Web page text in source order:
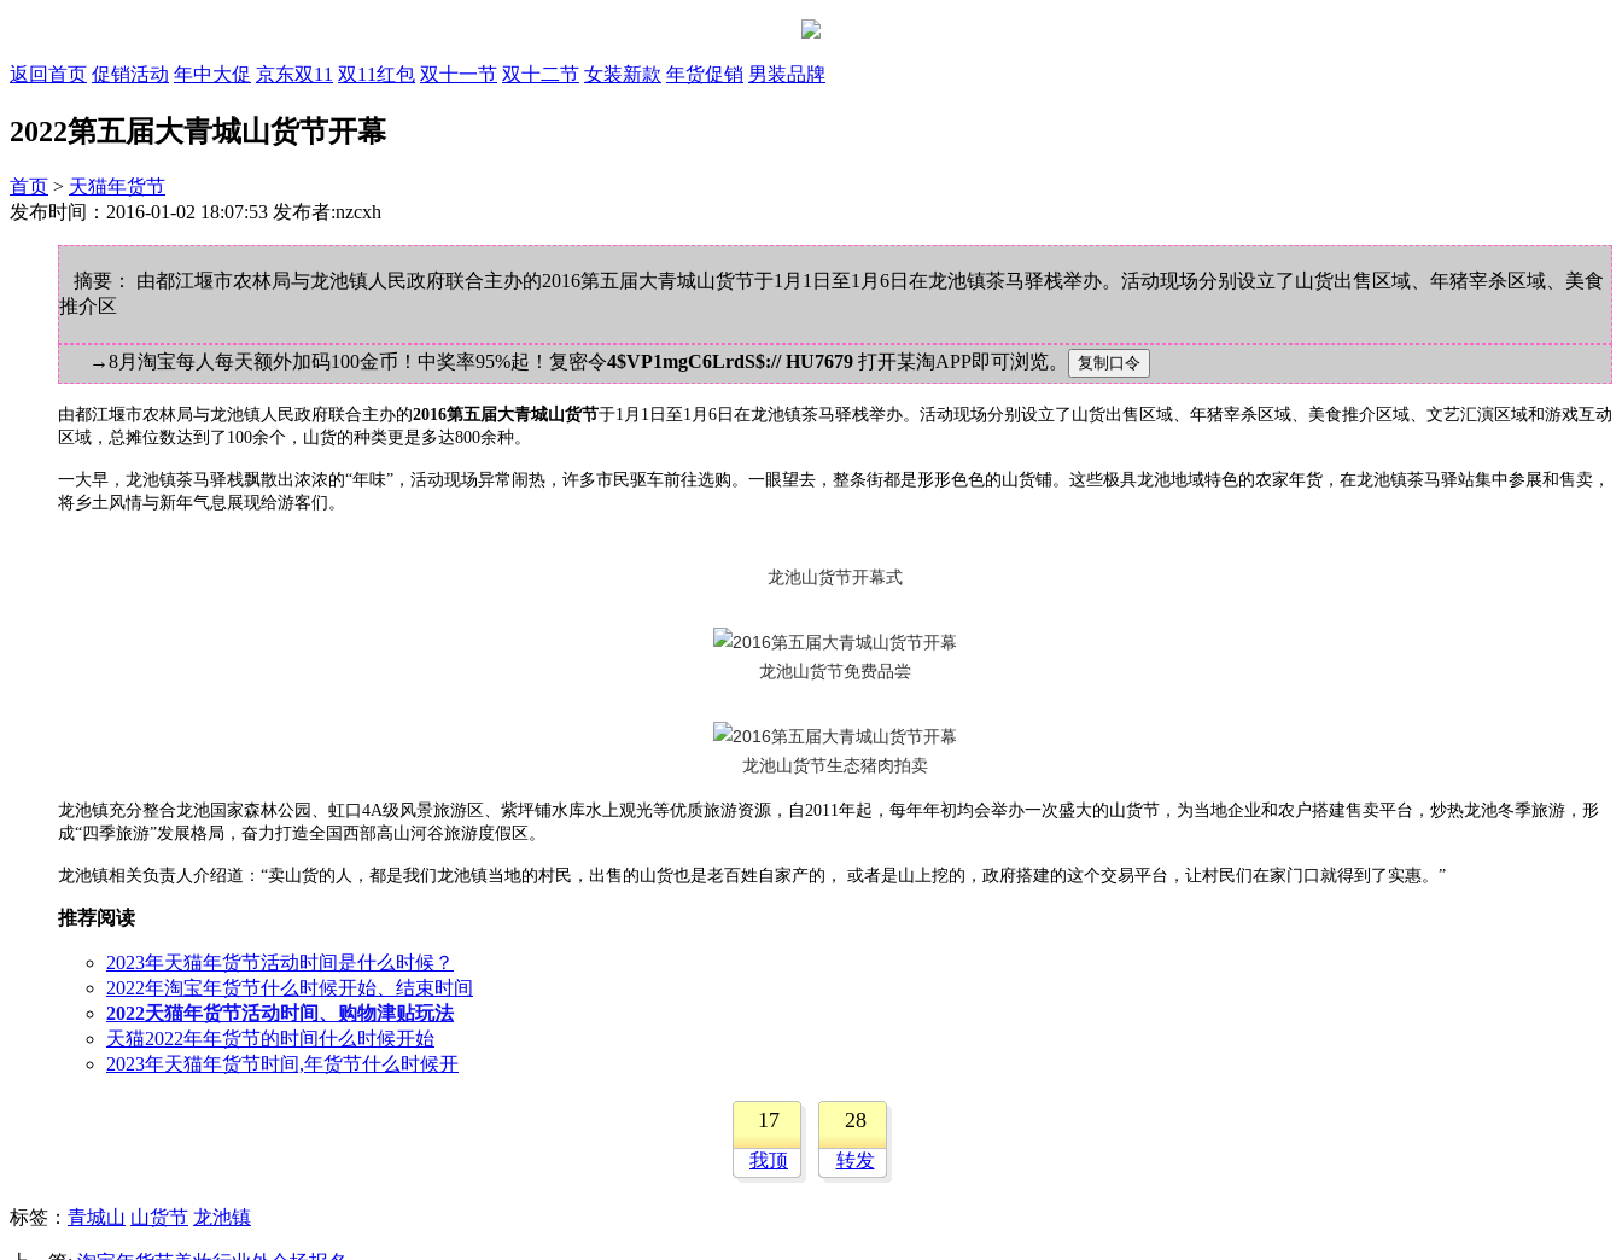
返回首页 促销活动 年中大促 京东双11 双11红包 双十一节 双十二节 女装新款 年货促销 男装品牌
2022第五届大青城山货节开幕
首页 > 天猫年货节
发布时间：2016-01-02 18:07:53 发布者:nzcxh
摘要： 由都江堰市农林局与龙池镇人民政府联合主办的2016第五届大青城山货节于1月1日至1月6日在龙池镇茶马驿栈举办。活动现场分别设立了山货出售区域、年猪宰杀区域、美食
推介区
→8月淘宝每人每天额外加码100金币！中奖率95%起！复密令4$VP1mgC6LrdS$:// HU7679 打开某淘APP即可浏览。
由都江堰市农林局与龙池镇人民政府联合主办的2016第五届大青城山货节于1月1日至1月6日在龙池镇茶马驿栈举办。活动现场分别设立了山货出售区域、年猪宰杀区域、美食推介区域、文艺汇演区域和游戏互动
区域，总摊位数达到了100余个，山货的种类更是多达800余种。
一大早，龙池镇茶马驿栈飘散出浓浓的“年味”，活动现场异常闹热，许多市民驱车前往选购。一眼望去，整条街都是形形色色的山货铺。这些极具龙池地域特色的农家年货，在龙池镇茶马驿站集中参展和售卖，
将乡土风情与新年气息展现给游客们。
龙池山货节开幕式
龙池山货节免费品尝
龙池山货节生态猪肉拍卖
龙池镇充分整合龙池国家森林公园、虹口4A级风景旅游区、紫坪铺水库水上观光等优质旅游资源，自2011年起，每年年初均会举办一次盛大的山货节，为当地企业和农户搭建售卖平台，炒热龙池冬季旅游，形
成“四季旅游”发展格局，奋力打造全国西部高山河谷旅游度假区。
龙池镇相关负责人介绍道：“卖山货的人，都是我们龙池镇当地的村民，出售的山货也是老百姓自家产的， 或者是山上挖的，政府搭建的这个交易平台，让村民们在家门口就得到了实惠。”
推荐阅读
2023年天猫年货节活动时间是什么时候？
2022年淘宝年货节什么时候开始、结束时间
2022天猫年货节活动时间、购物津贴玩法
天猫2022年年货节的时间什么时候开始
2023年天猫年货节时间,年货节什么时候开
17
我顶
28
转发
标签 ： 青城山 山货节 龙池镇